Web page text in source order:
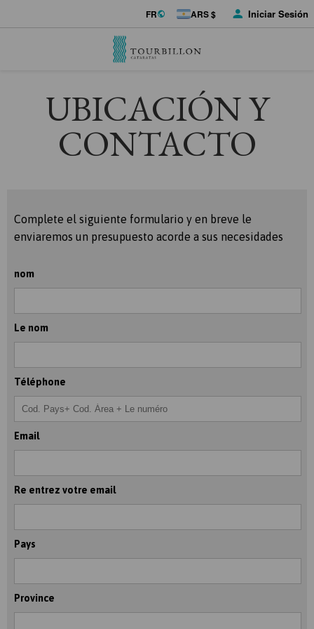
FR ARS $ Iniciar Sesión
UBICACIÓN Y
CONTACTO
Complete el siguiente formulario y en breve le
enviaremos un presupuesto acorde a sus necesidades
nom
Le nom
Téléphone
Email
Re entrez votre email
Pays
Province